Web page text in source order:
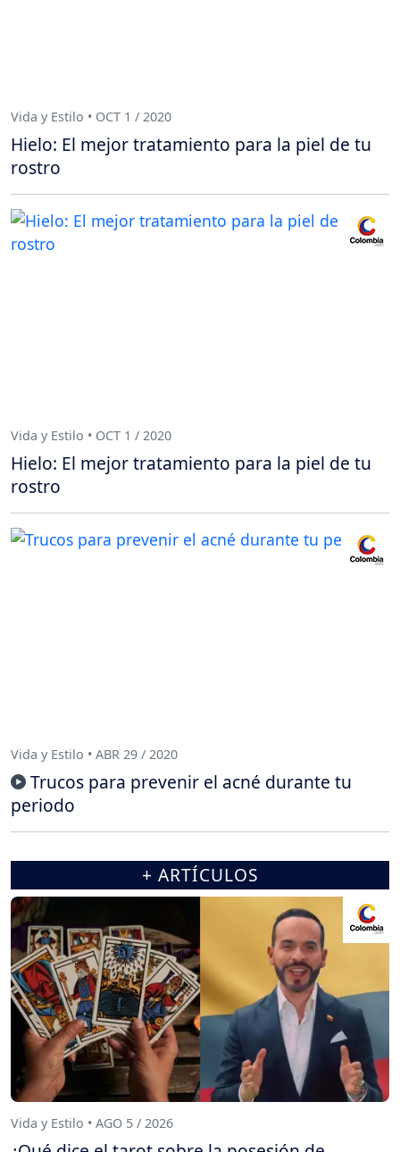
Vida y Estilo • OCT 1 / 2020
Hielo: El mejor tratamiento para la piel de tu
rostro
Vida y Estilo • OCT 1 / 2020
Hielo: El mejor tratamiento para la piel de tu
rostro
Vida y Estilo • ABR 29 / 2020
Trucos para prevenir el acné durante tu
periodo
+ ARTÍCULOS
Vida y Estilo • AGO 5 / 2026